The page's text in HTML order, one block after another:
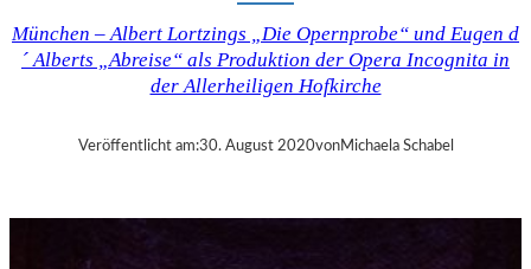
München – Albert Lortzings „Die Opernprobe“ und Eugen d
´ Alberts „Abreise“ als Produktion der Opera Incognita in
der Allerheiligen Hofkirche
Veröffentlicht am:30. August 2020vonMichaela Schabel